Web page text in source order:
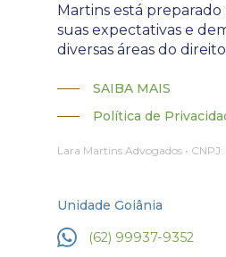
Martins está
suas expectativas e
diversas áreas do
SAIBA MAIS
Política de
Lara Martins Advogados •
Unidade Goiânia
(62) 99937-9352